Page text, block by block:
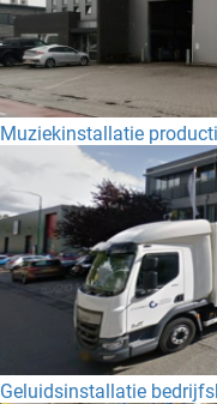
Muziekinstallatie
Geluidsinstallatie